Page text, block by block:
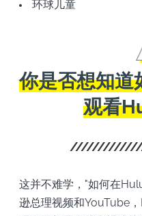
环球儿童
你是否想知道
观看
这并不难学，"如何在
逊总理视频和YouTube